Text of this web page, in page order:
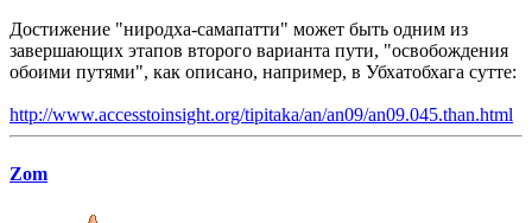
Достижение "ниродха-самапатти" может быть одним из
завершающих этапов второго варианта пути, "освобождения
обоими путями", как описано, например, в Убхатобхага сутте:
http://www.accesstoinsight.org/tipitaka/an/an09/an09.045.than.html
Zom